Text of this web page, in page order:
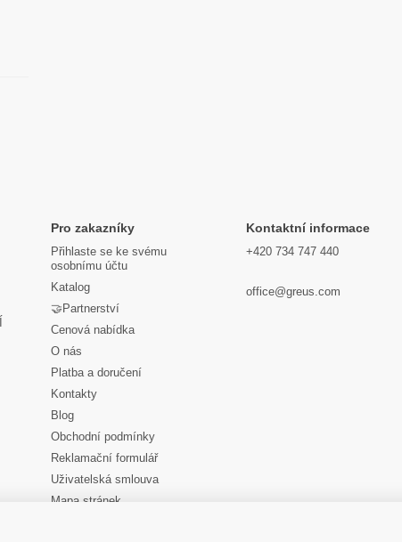
Pro zakazníky
Přihlaste se ke svému
osobnímu účtu
Katalog
🤝Partnerství
Cenová nabídka
O nás
Platba a doručení
Kontakty
Blog
Obchodní podmínky
Reklamační formulář
Uživatelská smlouva
Mapa stránek
Kontaktní informace
+420 734 747 440
office@greus.com